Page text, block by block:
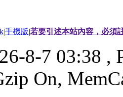
|手機版|若要引述本站內容，必須
8-7 03:38 ,
On,